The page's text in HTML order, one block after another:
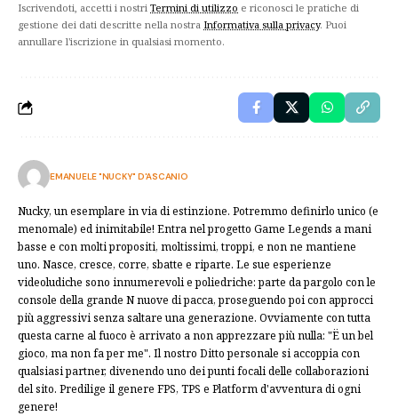
Iscrivendoti, accetti i nostri Termini di utilizzo e riconosci le pratiche di
gestione dei dati descritte nella nostra Informativa sulla privacy. Puoi
annullare l'iscrizione in qualsiasi momento.
EMANUELE "NUCKY" D'ASCANIO
Nucky, un esemplare in via di estinzione. Potremmo definirlo unico (e
menomale) ed inimitabile! Entra nel progetto Game Legends a mani
basse e con molti propositi, moltissimi, troppi, e non ne mantiene
uno. Nasce, cresce, corre, sbatte e riparte. Le sue esperienze
videoludiche sono innumerevoli e poliedriche: parte da pargolo con le
console della grande N nuove di pacca, proseguendo poi con approcci
più aggressivi senza saltare una generazione. Ovviamente con tutta
questa carne al fuoco è arrivato a non apprezzare più nulla: "Ë un bel
gioco, ma non fa per me". Il nostro Ditto personale si accoppia con
qualsiasi partner, divenendo uno dei punti focali delle collaborazioni
del sito. Predilige il genere FPS, TPS e Platform d'avventura di ogni
genere!